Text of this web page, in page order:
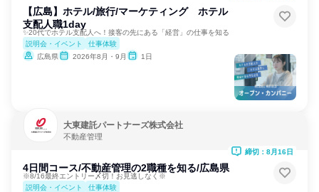
【広島】ホテル/旅行/マーケティング ホテル
支配人職1day
✨20代でホテル支配人へ！接客の先にある「経営」の仕事を知る
説明会・イベント
仕事体験
広島県
2026年8月・9月 1日
大東建託パートナーズ株式会社
不動産管理
4日間コース/不動産管理の2職種を知る/広島県
※8/16最終エントリー〆切！お見逃しなく※
説明会・イベント
仕事体験
締切：8月16日